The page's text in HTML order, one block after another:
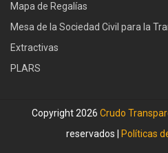
Mapa de Regalías
Mesa de la Sociedad Civil para la
Extractivas
PLARS
Copyright 2026 Crudo
reservados |
Políticas